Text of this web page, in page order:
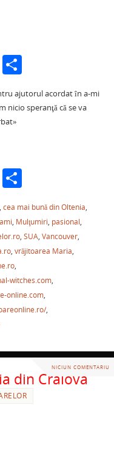
P
ta
ză
ajutorul acordat în a-mi
nicio speranţă că se va
P
ar
ta
je
a
ză
,cea mai bună din Oltenia,
, Mulţumiri, pasional,
, SUA, Vancouver,
, vrăjitoarea Maria,
,
witches.com,
online.com,
,
NICIUN COMENTARIU
din Craiova